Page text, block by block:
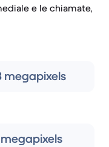
e le chiamate,
megapixels
megapixels